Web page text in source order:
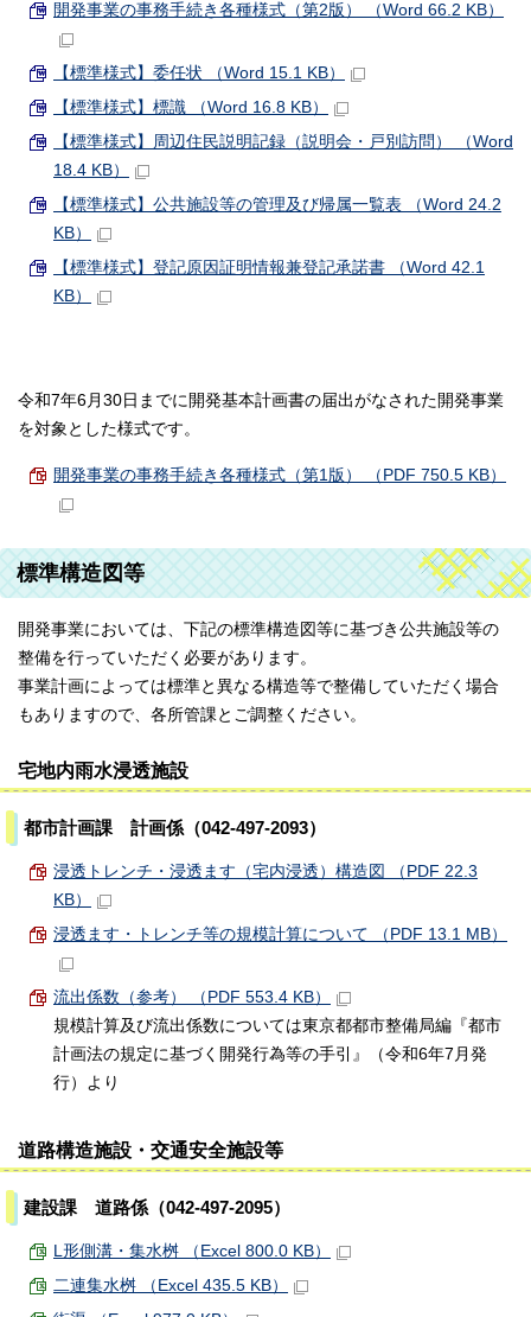
開発事業の事務手続き各種様式（第2版） （Word 66.2 KB）
【標準様式】委任状 （Word 15.1 KB）
【標準様式】標識 （Word 16.8 KB）
【標準様式】周辺住民説明記録（説明会・戸別訪問） （Word
18.4 KB）
【標準様式】公共施設等の管理及び帰属一覧表 （Word 24.2
KB）
【標準様式】登記原因証明情報兼登記承諾書 （Word 42.1
KB）
令和7年6月30日までに開発基本計画書の届出がなされた開発事業
を対象とした様式です。
開発事業の事務手続き各種様式（第1版） （PDF 750.5 KB）
標準構造図等
開発事業においては、下記の標準構造図等に基づき公共施設等の
整備を行っていただく必要があります。
事業計画によっては標準と異なる構造等で整備していただく場合
もありますので、各所管課とご調整ください。
宅地内雨水浸透施設
都市計画課 計画係（042-497-2093）
浸透トレンチ・浸透ます（宅内浸透）構造図 （PDF 22.3
KB）
浸透ます・トレンチ等の規模計算について （PDF 13.1 MB）
流出係数（参考） （PDF 553.4 KB）
規模計算及び流出係数については東京都都市整備局編『都市
計画法の規定に基づく開発行為等の手引』（令和6年7月発
行）より
道路構造施設・交通安全施設等
建設課 道路係（042-497-2095）
L形側溝・集水桝 （Excel 800.0 KB）
二連集水桝 （Excel 435.5 KB）